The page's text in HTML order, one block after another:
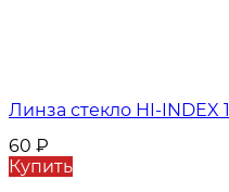
Линза стекло HI-INDEX
60 ₽
Купить